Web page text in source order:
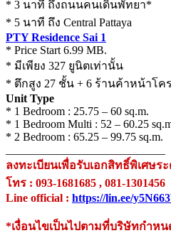
* 3 นาที ถึงถนนคนเดินพัทยา*
* 5 นาที ถึง Central Pattaya
PTY Residence Sai 1
* Price Start 6.99 MB.
* มีเพียง 327 ยูนิตเท่านั้น
* ตึกสูง 27 ชั้น + 6 ร้านค้าหน้าโค
Unit Type
* 1 Bedroom : 25.75 – 60 sq.m.
* 1 Bedroom Multi : 52 – 60.25
* 2 Bedroom : 65.25 – 99.75 sq.m.
ลงทะเบียนเพื่อรับเอกสิทธิ์พิเศษร
โทร : 093-1681685 , 081-1301456
Line official : https://lin.ee/
*เงื่อนไขเป็นไปตามที่บริษัทกำหน